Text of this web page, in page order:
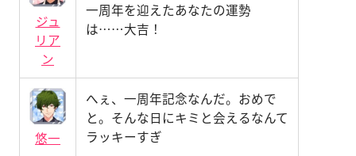
ジュ
リア
ン
一周年を迎えたあなたの運勢
は……大吉！
悠一
へぇ、一周年記念なんだ。おめで
と。そんな日にキミと会えるなんて
ラッキーすぎ